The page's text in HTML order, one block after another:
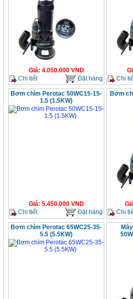
Giá: 4.050.000VND
Chi tiết
Đặt hàng
Chi
Bơm chìm Perotac 50WC15-15-
1.5 (1.5KW)
Giá: 5.450.000VND
Chi tiết
Đặt hàng
Bơm
Chi
Bơm chìm Perotac 65WC25-35-
5.5 (5.5KW)